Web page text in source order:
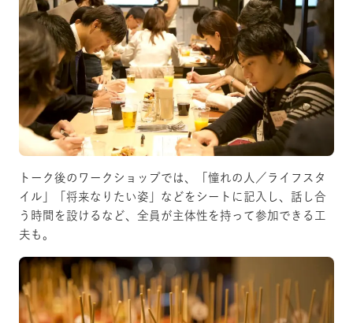
トーク後のワークショップでは、「憧れの人／ライフスタ
イル」「将来なりたい姿」などをシートに記入し、話し合
う時間を設けるなど、全員が主体性を持って参加できる工
夫も。